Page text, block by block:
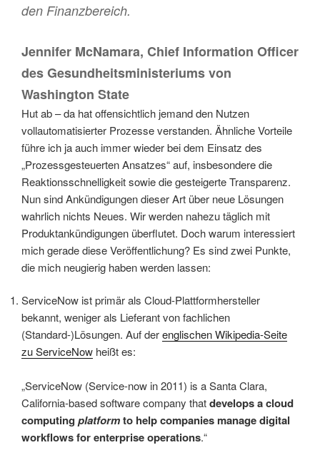
den Finanzbereich.
Jennifer McNamara, Chief Information Officer
des Gesundheitsministeriums von
Washington State
Hut ab – da hat offensichtlich jemand den Nutzen
vollautomatisierter Prozesse verstanden. Ähnliche Vorteile
führe ich ja auch immer wieder bei dem Einsatz des
„Prozessgesteuerten Ansatzes“ auf, insbesondere die
Reaktionsschnelligkeit sowie die gesteigerte Transparenz.
Nun sind Ankündigungen dieser Art über neue Lösungen
wahrlich nichts Neues. Wir werden nahezu täglich mit
Produktankündigungen überflutet. Doch warum interessiert
mich gerade diese Veröffentlichung? Es sind zwei Punkte,
die mich neugierig haben werden lassen:
ServiceNow ist primär als Cloud-Plattformhersteller
bekannt, weniger als Lieferant von fachlichen
(Standard-)Lösungen. Auf derenglischen Wikipedia-Seite
zu ServiceNow heißt es:
„ServiceNow (Service-now in 2011) is a Santa Clara,
California-based software company thatdevelops a cloud
computing platformto help companies manage digital
workflows for enterprise operations.“